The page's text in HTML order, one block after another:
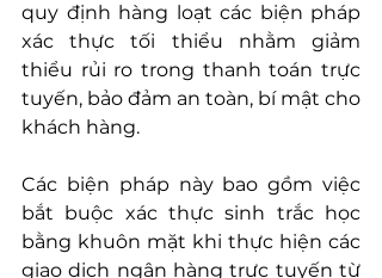
quy định hàng loạt các biện pháp
xác thực tối thiểu nhằm giảm
thiểu rủi ro trong thanh toán trực
tuyến, bảo đảm an toàn, bí mật cho
khách hàng.
Các biện pháp này bao gồm việc
bắt buộc xác thực sinh trắc học
bằng khuôn mặt khi thực hiện các
giao dịch ngân hàng trực tuyến từ